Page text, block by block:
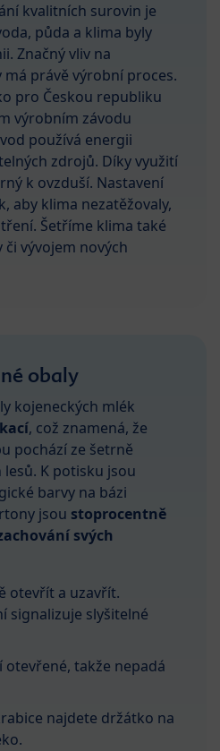
kvalitních surovin je
půda a klima byly
Značný vliv na
právě výrobní proces.
pro Českou republiku
výrobním závodu
používá energii
zdrojů. Díky využití
k ovzduší. Nastavení
aby klima nezatěžovaly,
Šetříme klima také
vývojem nových
obaly
kojeneckých mlék
, což znamená, že
pochází ze šetrně
K potisku jsou
barvy na bázi
jsou stoprocentně
svých
otevřít a uzavřít.
signalizuje slyšitelné
takže nepadá
najdete držátko na